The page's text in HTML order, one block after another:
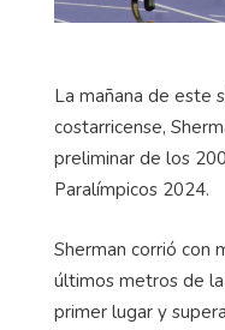
La mañana de este
costarricense,
preliminar de los
Paralímpicos 2024.
Sherman corrió con
últimos metros de
primer lugar y